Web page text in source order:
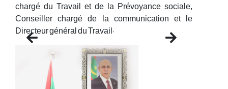
chargé du Travail et de la Prévoyance sociale,
Conseiller chargé de la communication et le
Directeur général du Travail.
Previous Next